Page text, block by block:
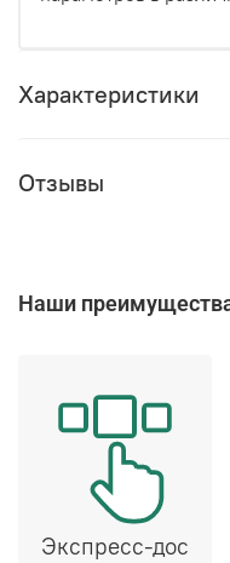
Характеристики
Отзывы
Наши
Экспресс-дос